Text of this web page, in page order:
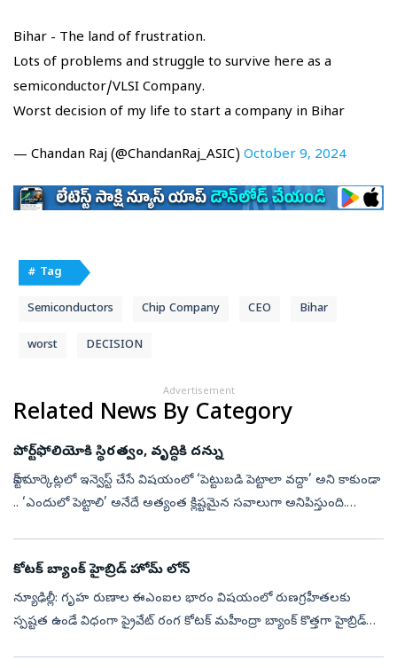
Bihar - The land of frustration.
Lots of problems and struggle to survive here as a
semiconductor/VLSI Company.
Worst decision of my life to start a company in Bihar
— Chandan Raj (@ChandanRaj_ASIC) October 9, 2024
# Tag
Semiconductors Chip Company CEO Bihar
worst DECISION
Advertisement
Related News By Category
పోర్ట్‌ఫోలియోకి స్థిరత్వం, వృద్ధికి దన్ను
స్టాక్‌ మార్కెట్లలో ఇన్వెస్ట్‌ చేసే విషయంలో ‘పెట్టుబడి పెట్టాలా వద్దా’ అని కాకుండా
.. ‘ఎందులో పెట్టాలి’ అనేదే అత్యంత క్లిష్టమైన సవాలుగా అనిపిస్తుంది.
కోటక్‌ బ్యాంక్‌ హైబ్రిడ్‌ హోమ్‌ లోన్‌
న్యూఢిల్లీ: గృహ రుణాల ఈఎంఐల భారం విషయంలో రుణగ్రహీతలకు
స్పష్టత ఉండే విధంగా ప్రైవేట్‌ రంగ కోటక్‌ మహీంద్రా బ్యాంక్‌ కొత్తగా హైబ్రిడ్‌